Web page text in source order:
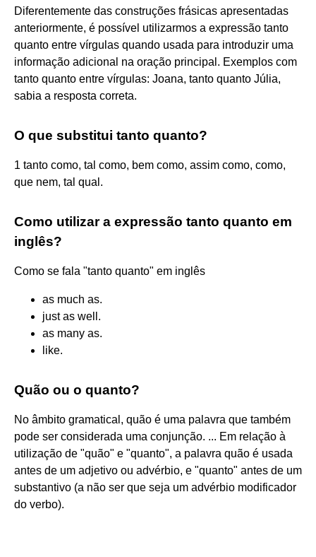
Diferentemente das construções frásicas apresentadas
anteriormente, é possível utilizarmos a expressão tanto
quanto entre vírgulas quando usada para introduzir uma
informação adicional na oração principal. Exemplos com
tanto quanto entre vírgulas: Joana, tanto quanto Júlia,
sabia a resposta correta.
O que substitui tanto quanto?
1 tanto como, tal como, bem como, assim como, como,
que nem, tal qual.
Como utilizar a expressão tanto quanto em
inglês?
Como se fala "tanto quanto" em inglês
as much as.
just as well.
as many as.
like.
Quão ou o quanto?
No âmbito gramatical, quão é uma palavra que também
pode ser considerada uma conjunção. ... Em relação à
utilização de "quão" e "quanto", a palavra quão é usada
antes de um adjetivo ou advérbio, e "quanto" antes de um
substantivo (a não ser que seja um advérbio modificador
do verbo).